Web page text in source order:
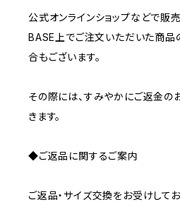
公式オンラインショップなどで販
BASE上でご注文いただいた商品
合もございます。
その際には、すみやかにご返金の
きます。
◆ご返品に関するご案内
ご返品・サイズ交換をお受けしてお